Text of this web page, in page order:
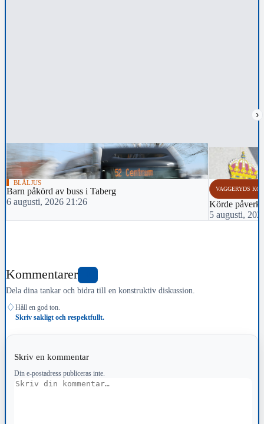
›
BLÅLJUS
Barn påkörd av buss i Taberg
6 augusti, 2026 21:26
VAGGERYDS
Körde
5 augusti,
Kommentarer
Dela dina tankar och bidra till en konstruktiv diskussion.
♢ Håll en god ton.
Skriv sakligt och respektfullt.
Skriv en kommentar
Din e-postadress publiceras inte.
Kommentar